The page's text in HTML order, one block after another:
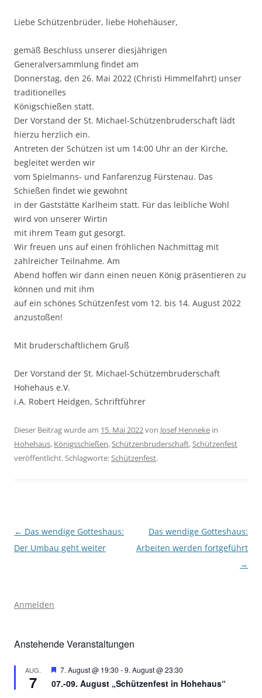
Liebe Schützenbrüder, liebe Hohehäuser,
gemäß Beschluss unserer diesjährigen
Generalversammlung findet am
Donnerstag, den 26. Mai 2022 (Christi Himmelfahrt) unser
traditionelles
Königschießen statt.
Der Vorstand der St. Michael-Schützenbruderschaft lädt
hierzu herzlich ein.
Antreten der Schützen ist um 14:00 Uhr an der Kirche,
begleitet werden wir
vom Spielmanns- und Fanfarenzug Fürstenau. Das
Schießen findet wie gewohnt
in der Gaststätte Karlheim statt. Für das leibliche Wohl
wird von unserer Wirtin
mit ihrem Team gut gesorgt.
Wir freuen uns auf einen fröhlichen Nachmittag mit
zahlreicher Teilnahme. Am
Abend hoffen wir dann einen neuen König präsentieren zu
können und mit ihm
auf ein schönes Schützenfest vom 12. bis 14. August 2022
anzustoßen!
Mit bruderschaftlichem Gruß
Der Vorstand der St. Michael-Schützembruderschaft
Hohehaus e.V.
i.A. Robert Heidgen, Schriftführer
Dieser Beitrag wurde am 15. Mai 2022von Josef Henneke in
Hohehaus, Königsschießen,Schützenbruderschaft,Schützenfest
veröffentlicht. Schlagworte:Schützenfest.
Beitragsnavigation
← Das wendige Gotteshaus:
Der Umbau geht weiter
Das wendige Gotteshaus:
Arbeiten werden fortgeführt
→
Anmelden
Anstehende Veranstaltungen
AUG.
7
Hervorgehoben
7. August @ 19:30 -9. August @ 23:30
07.-09. August „Schützenfest in Hohehaus“